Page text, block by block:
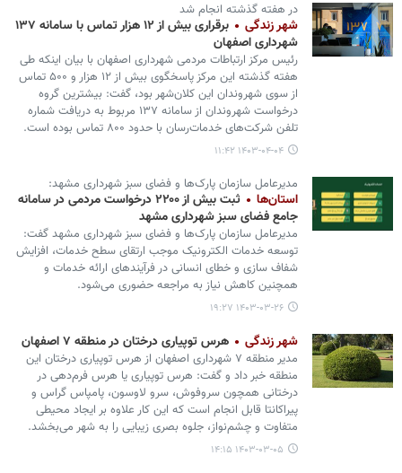
در هفته گذشته انجام شد
شهر زندگی
برقراری بیش از ۱۲ هزار تماس با سامانه ۱۳۷
شهرداری اصفهان
‌رئیس مرکز ارتباطات مردمی شهرداری اصفهان با بیان اینکه طی
هفته گذشته این مرکز پاسخگوی بیش از ۱۲ هزار و ۵۰۰ تماس
از سوی شهروندان این کلان‌شهر بود، گفت: بیشترین گروه
درخواست شهروندان از سامانه ۱۳۷ مربوط به دریافت شماره
تلفن شرکت‌های خدمات‌رسان با حدود ۸۰۰ تماس بوده است.
۱۴۰۳-۰۴-۰۴ ۱۱:۴۲
مدیرعامل سازمان پارک‌ها و فضای سبز شهرداری مشهد:
استان‌ها
ثبت بیش از ۲۲۰۰ درخواست مردمی در سامانه
جامع فضای سبز شهرداری مشهد
مدیرعامل سازمان پارک‌ها و فضای سبز شهرداری مشهد گفت:
توسعه خدمات الکترونیک موجب ارتقای سطح خدمات، افزایش
شفاف سازی و خطای انسانی در فرآیندهای ارائه خدمات و
همچنین کاهش نیاز به مراجعه حضوری می‌شود.
۱۴۰۳-۰۳-۲۶ ۱۹:۲۷
شهر زندگی هرس توپیاری درختان در منطقه ۷ اصفهان
مدیر منطقه ۷ شهرداری اصفهان از هرس توپیاری درختان این
منطقه خبر داد و گفت: هرس توپیاری یا هرس فرم‌دهی در
درختانی همچون سروفوش، سرو لاوسون، پامپاس گراس و
پیراکانتا قابل انجام است که این کار علاوه بر ایجاد محیطی
متفاوت و چشم‌نواز، جلوه بصری زیبایی را به شهر می‌بخشد.
۱۴۰۳-۰۳-۰۵ ۱۴:۱۵